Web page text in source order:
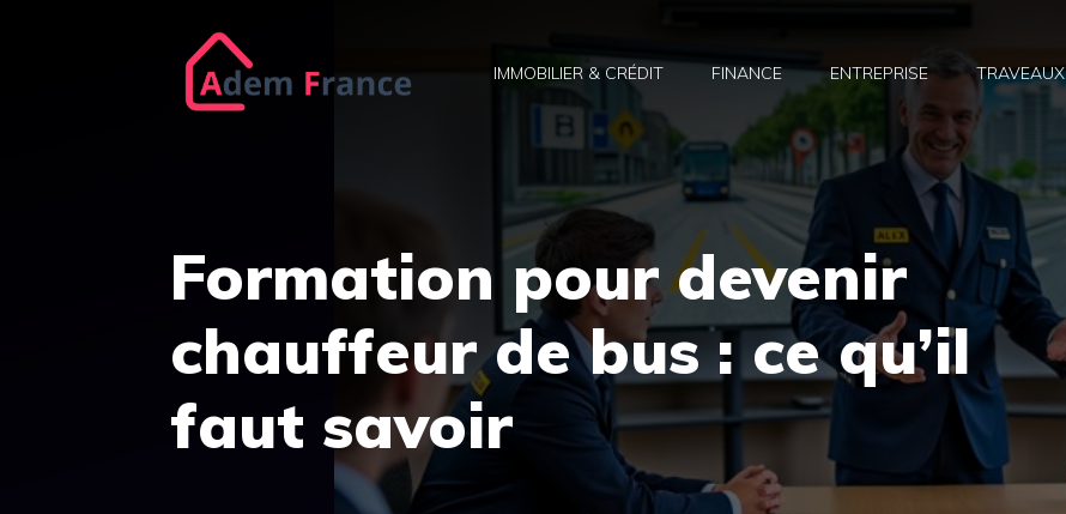
IMMOBILIER & CRÉDIT FINANCE ENTREPRISE TRAVEAUX
Formation pour devenir
chauffeur de bus : ce qu’il
faut savoir